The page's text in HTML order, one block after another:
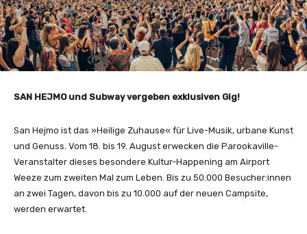
SAN HEJMO und Subway vergeben exklusiven Gig!
San Hejmo ist das »Heilige Zuhause« für Live-Musik, urbane Kunst
und Genuss. Vom 18. bis 19. August erwecken die Parookaville-
Veranstalter dieses besondere Kultur-Happening am Airport
Weeze zum zweiten Mal zum Leben. Bis zu 50.000 Besucher:innen
an zwei Tagen, davon bis zu 10.000 auf der neuen Campsite,
werden erwartet.